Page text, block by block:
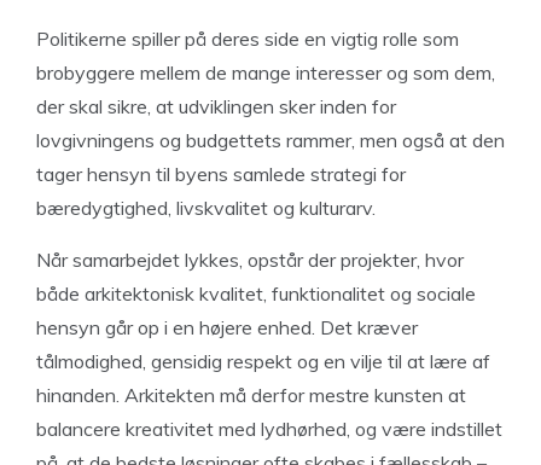
Politikerne spiller på deres side en vigtig rolle som
brobyggere mellem de mange interesser og som dem,
der skal sikre, at udviklingen sker inden for
lovgivningens og budgettets rammer, men også at den
tager hensyn til byens samlede strategi for
bæredygtighed, livskvalitet og kulturarv.
Når samarbejdet lykkes, opstår der projekter, hvor
både arkitektonisk kvalitet, funktionalitet og sociale
hensyn går op i en højere enhed. Det kræver
tålmodighed, gensidig respekt og en vilje til at lære af
hinanden. Arkitekten må derfor mestre kunsten at
balancere kreativitet med lydhørhed, og være indstillet